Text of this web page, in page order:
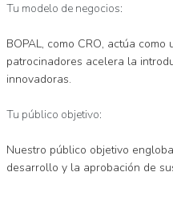
Tu modelo de negocios:
BOPAL, como CRO, actúa
patrocinadores acelera la
innovadoras.
Tu público objetivo:
Nuestro público objetivo
desarrollo y la aprobación de